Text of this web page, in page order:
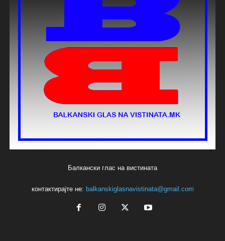
Балкански глас на вистината
контактирајте не: balkanskiglasnavistinata@gmail.com